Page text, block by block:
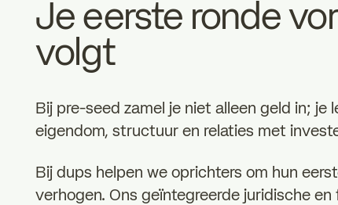
Je eerste ronde
volgt
Bij pre-seed zamel je niet alleen geld in;
eigendom, structuur en relaties met
Bij dups helpen we oprichters om hun
verhogen. Ons geïntegreerde juridische